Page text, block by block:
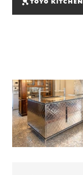
ポイント メリット